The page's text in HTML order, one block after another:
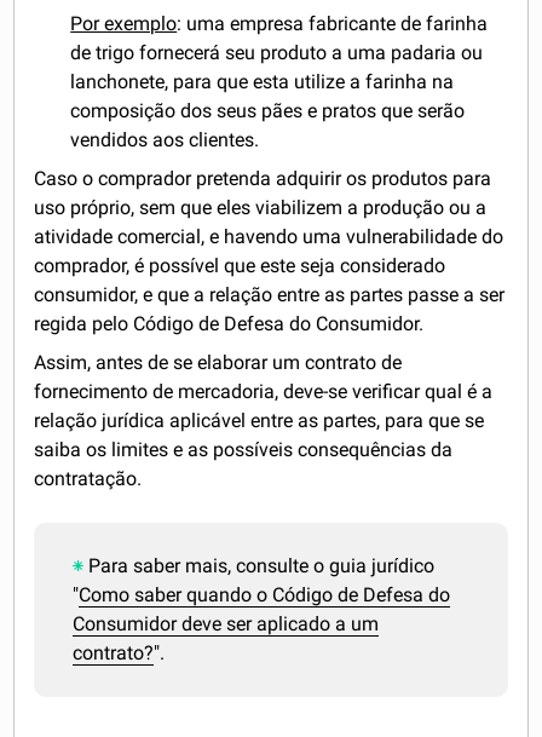
Por exemplo: uma empresa fabricante de farinha
de trigo fornecerá seu produto a uma padaria ou
lanchonete, para que esta utilize a farinha na
composição dos seus pães e pratos que serão
vendidos aos clientes.
Caso o comprador pretenda adquirir os produtos para
uso próprio, sem que eles viabilizem a produção ou a
atividade comercial, e havendo uma vulnerabilidade do
comprador, é possível que este seja considerado
consumidor, e que a relação entre as partes passe a ser
regida pelo Código de Defesa do Consumidor.
Assim, antes de se elaborar um contrato de
fornecimento de mercadoria, deve-se verificar qual é a
relação jurídica aplicável entre as partes, para que se
saiba os limites e as possíveis consequências da
contratação.
Para saber mais, consulte o guia jurídico
"Como saber quando o Código de Defesa do
Consumidor deve ser aplicado a um
contrato?".